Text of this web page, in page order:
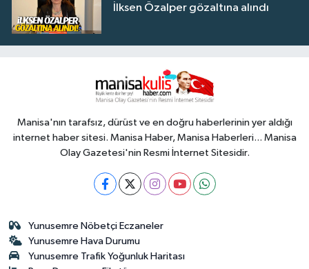
İlksen Özalper gözaltına alındı
Manisa'nın tarafsız, dürüst ve en doğru haberlerinin yer aldığı
internet haber sitesi. Manisa Haber, Manisa Haberleri... Manisa
Olay Gazetesi'nin Resmi İnternet Sitesidir.
Yunusemre Nöbetçi Eczaneler
Yunusemre Hava Durumu
Yunusemre Trafik Yoğunluk Haritası